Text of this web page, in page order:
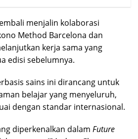
menjalin kolaborasi
Method Barcelona dan
kerja sama yang
edisi sebelumnya.
sains ini dirancang untuk
belajar yang menyeluruh,
dengan standar internasional.
diperkenalkan dalam Future